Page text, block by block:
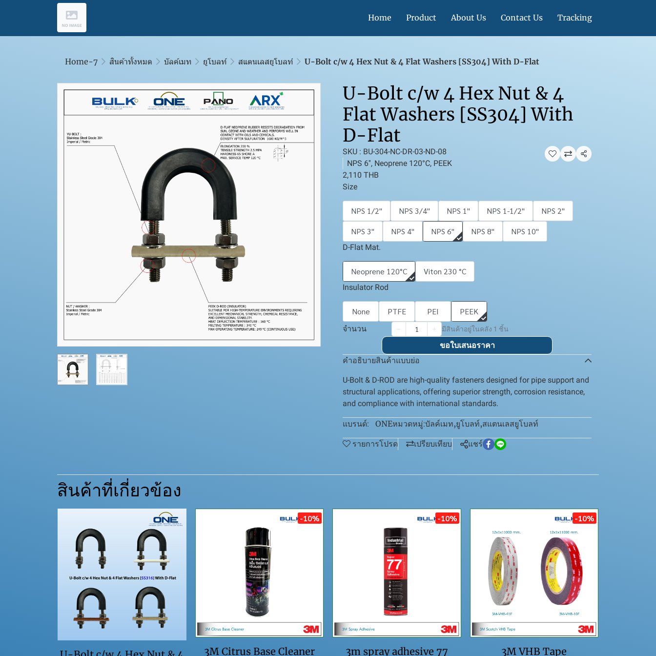
Home Product About Us Contact Us Tracking
Home-7 สินค้าทั้งหมด บัลค์เมท ยูโบลท์ สแตนเลสยูโบลท์ U-Bolt c/w 4 Hex Nut & 4 Flat Washers [SS304] With D-Flat
U-Bolt c/w 4 Hex Nut & 4
Flat Washers [SS304] With
D-Flat
SKU : BU-304-NC-DR-03-ND-08
NPS 6'', Neoprene 120°C, PEEK
แชร์
2,110 THB
Size
NPS 1/2'' NPS 3/4'' NPS 1'' NPS 1-1/2''
NPS 2''
NPS 3''
NPS 4'' NPS 6'' NPS 8'' NPS 10''
D-Flat Mat.
Neoprene 120°C Viton 230 °C
Insulator Rod
None PTFE PEI PEEK
จำนวน มีสินค้าอยู่ในคลัง 1 ชิ้น
ขอใบเสนอราคา
คำอธิบายสินค้าแบบย่อ
U-Bolt & D-ROD are high-quality fasteners designed for pipe support and
structural applications, offering superior strength, corrosion resistance,
and compliance with international standards.
แบรนด์: ONEหมวดหมู่:บัลค์เมท,ยูโบลท์,สแตนเลสยูโบลท์
รายการโปรด เปรียบเทียบ แชร์
สินค้าที่เกี่ยวข้อง
-10%
3M Citrus Base Cleaner
-10%
3m spray adhesive 77
-10%
3M VHB Tape